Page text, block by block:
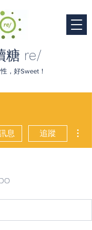
糖 re/
，好Sweet！
息 追蹤